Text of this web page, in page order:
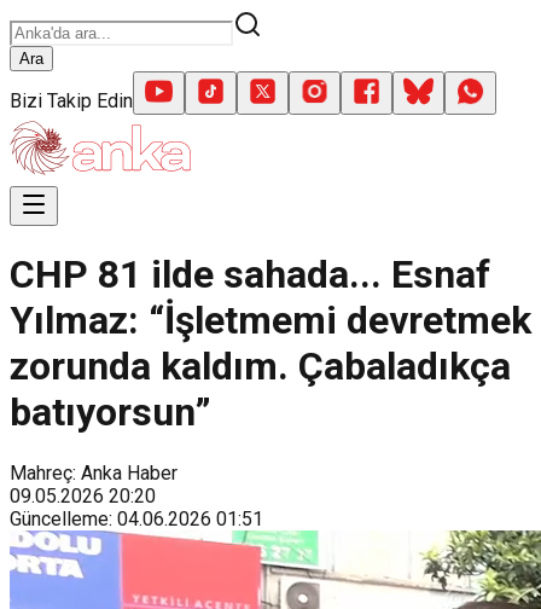
Ara
Bizi Takip Edin
CHP 81 ilde sahada... Esnaf
Yılmaz: “İşletmemi devretmek
zorunda kaldım. Çabaladıkça
batıyorsun”
Mahreç: Anka Haber
09.05.2026 20:20
Güncelleme: 04.06.2026 01:51